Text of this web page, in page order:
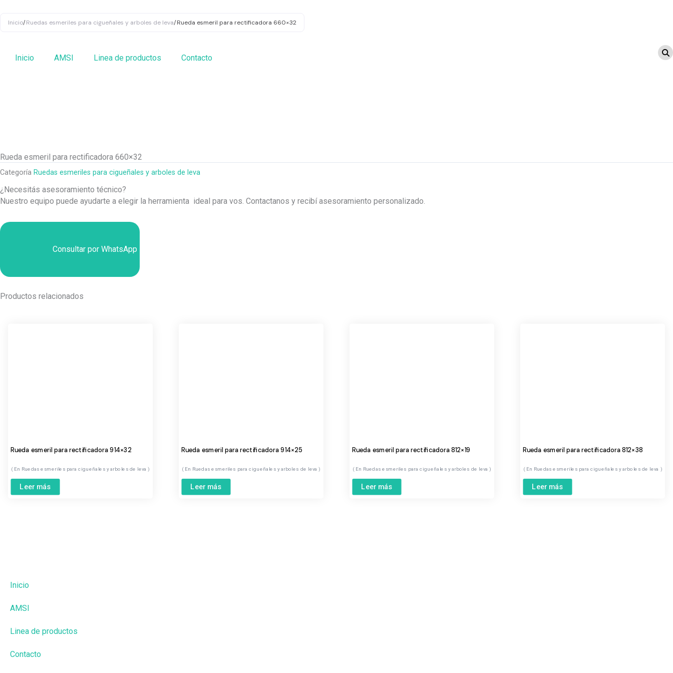
Inicio AMSI Linea de productos Contacto
Inicio/Ruedas esmeriles para cigueñales y arboles de leva/Rueda esmeril para rectificadora 660×32
Rueda esmeril para rectificadora 660×32
Categoría Ruedas esmeriles para cigueñales y arboles de leva
¿Necesitás asesoramiento técnico?
Nuestro equipo puede ayudarte a elegir la herramienta ideal para vos. Contactanos y recibí asesoramiento personalizado.
Consultar por WhatsApp
Productos relacionados
Rueda esmeril para rectificadora 914×32
Ruedas esmeriles para cigueñales y arboles de leva
Leer más
Rueda esmeril para rectificadora 914×25
Ruedas esmeriles para cigueñales y arboles de leva
Leer más
Rueda esmeril para rectificadora 812×19
Ruedas esmeriles para cigueñales y arboles de leva
Leer más
Rueda esmeril para rectificadora 812×38
Ruedas esmeriles para cigueñales y arboles de leva
Leer más
Inicio
AMSI
Linea de productos
Contacto